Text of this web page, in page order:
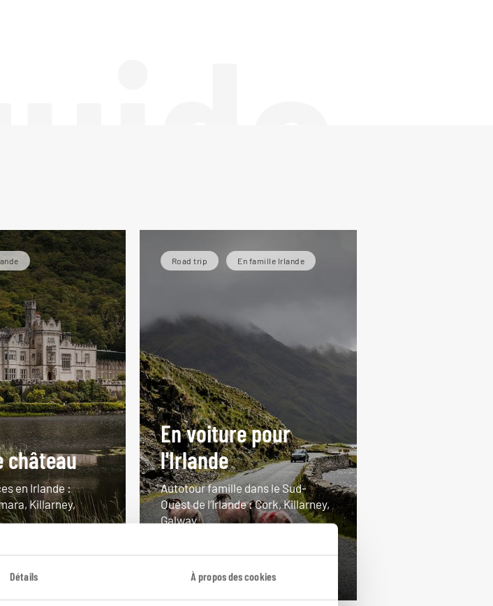
Détails À propos des cookies
château
en Irlande :
Killarney,
Road trip En famille Irlande
En voiture pour
l'Irlande
Autotour famille dans le Sud-
Ouest de l’Irlande : Cork, Killarney,
Galway...
à partir de 1050€